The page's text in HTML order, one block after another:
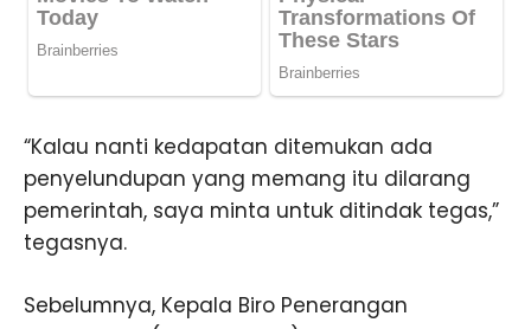
“Kalau nanti kedapatan ditemukan ada
penyelundupan yang memang itu dilarang
pemerintah, saya minta untuk ditindak tegas,”
tegasnya.
Sebelumnya, Kepala Biro Penerangan